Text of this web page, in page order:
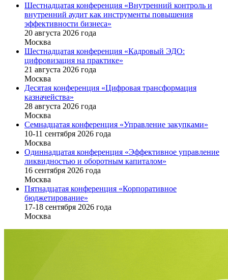
Шестнадцатая конференция «Внутренний контроль и
внутренний аудит как инструменты повышения
эффективности бизнеса»
20 августа 2026 года
Москва
Шестнадцатая конференция «Кадровый ЭДО:
цифровизация на практике»
21 августа 2026 года
Москва
Десятая конференция «Цифровая трансформация
казначейства»
28 августа 2026 года
Москва
Семнадцатая конференция «Управление закупками»
10-11 сентября 2026 года
Москва
Одиннадцатая конференция «Эффективное управление
ликвидностью и оборотным капиталом»
16 cентября 2026 года
Москва
Пятнадцатая конференция «Корпоративное
бюджетирование»
17-18 сентября 2026 года
Москва